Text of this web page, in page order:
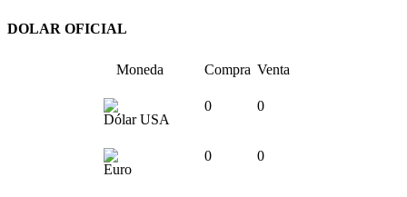
DOLAR OFICIAL
Moneda Compra Venta
Dólar USA
0 0
Euro
0 0